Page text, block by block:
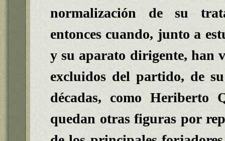
normalización de su
entonces cuando, junto a
y su aparato dirigente, han
excluidos del partido, de
décadas, como Heriberto
quedan otras figuras por